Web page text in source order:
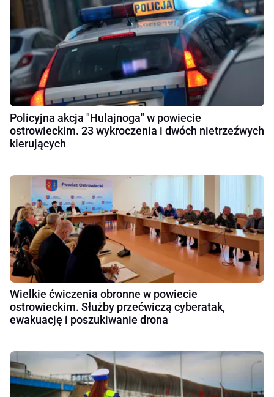
Policyjna akcja "Hulajnoga" w powiecie
ostrowieckim. 23 wykroczenia i dwóch nietrzeźwych
kierujących
Wielkie ćwiczenia obronne w powiecie
ostrowieckim. Służby przećwiczą cyberatak,
ewakuację i poszukiwanie drona